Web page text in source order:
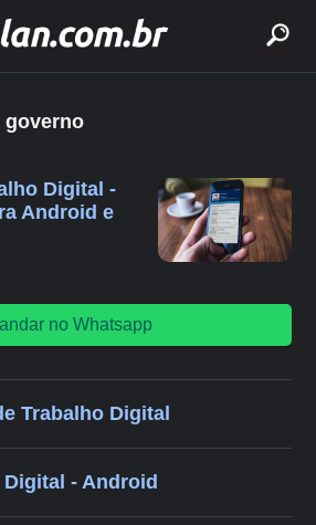
governo
Digital -
Android e
no Whatsapp
Trabalho Digital
- Android